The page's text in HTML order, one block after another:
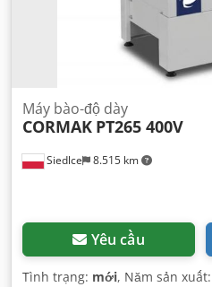
Siedlce 8.515 km
Máy bào-độ dày
CORMAK PT265 400V
Yêu cầu
Tình trạng: mới, Năm sản xuất: